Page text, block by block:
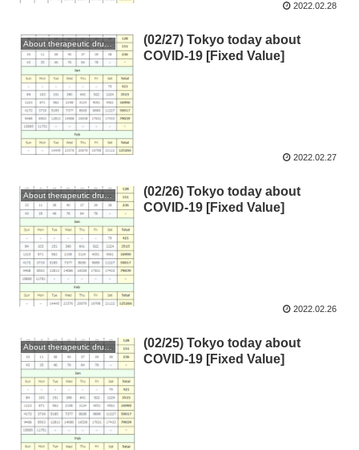
2022.02.28
About therapeutic drugs and vaccines
(02/27) Tokyo today about
COVID-19 [Fixed Value]
2022.02.27
About therapeutic drugs and vaccines
(02/26) Tokyo today about
COVID-19 [Fixed Value]
2022.02.26
About therapeutic drugs and vaccines
(02/25) Tokyo today about
COVID-19 [Fixed Value]